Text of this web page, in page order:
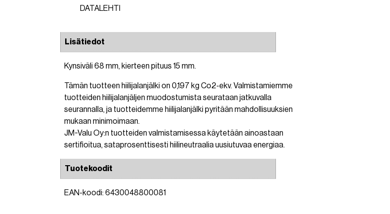
DATALEHTI
Lisätiedot
Kynsiväli 68 mm, kierteen pituus 15 mm.
Tämän tuotteen hiilijalanjälki on 0,197 kg Co2-ekv. Valmistamiemme
tuotteiden hiilijalanjäljen muodostumista seurataan jatkuvalla
seurannalla, ja tuotteidemme hiilijalanjälki pyritään mahdollisuuksien
mukaan minimoimaan.
JM-Valu Oy:n tuotteiden valmistamisessa käytetään ainoastaan
sertifioitua, sataprosenttisesti hiilineutraalia uusiutuvaa energiaa.
Tuotekoodit
EAN-koodi: 6430048800081